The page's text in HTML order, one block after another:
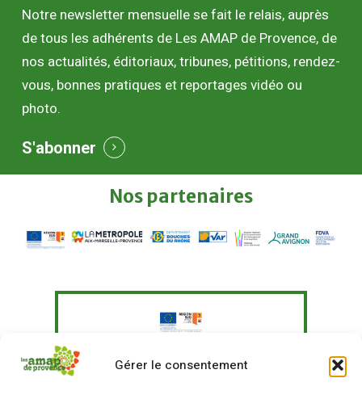
Gérer le consentement
Notre newsletter mensuelle se fait le relais, auprès
de tous les adhérents de Les AMAP de Provence, de
nos actualités, éditoriaux, tribunes, pétitions, rendez-
vous, bonnes pratiques et reportages vidéo ou
photo.
S'abonner
Nos partenaires
Le Fonds Européen Agricole pour le